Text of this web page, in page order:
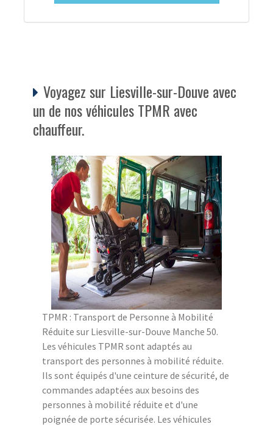
Voyagez sur Liesville-sur-Douve avec
un de nos véhicules TPMR avec
chauffeur.
TPMR : Transport de Personne à Mobilité
Réduite sur Liesville-sur-Douve Manche 50.
Les véhicules TPMR sont adaptés au
transport des personnes à mobilité réduite.
Ils sont équipés d'une ceinture de sécurité, de
commandes adaptées aux besoins des
personnes à mobilité réduite et d'une
poignée de porte sécurisée. Les véhicules